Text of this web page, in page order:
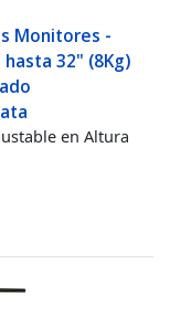
Monitores -
32" (8Kg)
en Altura